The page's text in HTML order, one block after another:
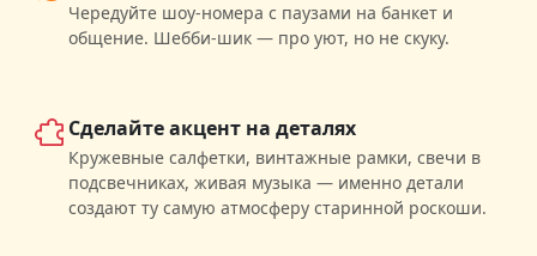
Чередуйте шоу-номера с паузами на банкет и
общение. Шебби-шик — про уют, но не скуку.
Сделайте акцент на деталях
Кружевные салфетки, винтажные рамки, свечи в
подсвечниках, живая музыка — именно детали
создают ту самую атмосферу старинной роскоши.